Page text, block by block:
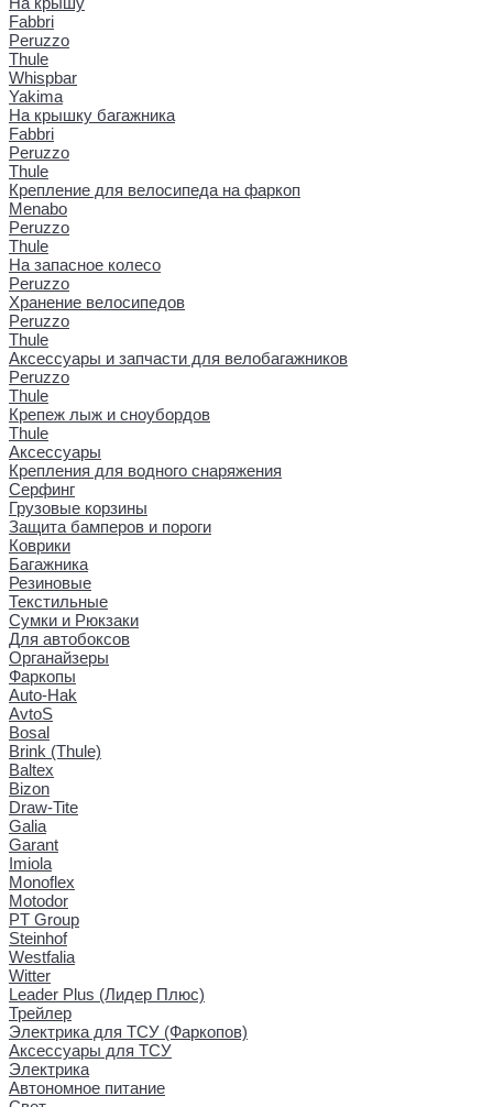
Fabbri
Peruzzo
Thule
Whispbar
Yakima
На крышку багажника
Fabbri
Peruzzo
Thule
Крепление для велосипеда на фаркоп
Menabo
Peruzzo
Thule
На запасное колесо
Peruzzo
Хранение велосипедов
Peruzzo
Thule
Аксессуары и запчасти для велобагажников
Peruzzo
Thule
Крепеж лыж и сноубордов
Thule
Аксессуары
Крепления для водного снаряжения
Серфинг
Грузовые корзины
Защита бамперов и пороги
Коврики
Багажника
Резиновые
Текстильные
Сумки и Рюкзаки
Для автобоксов
Органайзеры
Фаркопы
Auto-Hak
AvtoS
Bosal
Brink (Thule)
Baltex
Bizon
Draw-Tite
Galia
Garant
Imiola
Monoflex
Motodor
PT Group
Steinhof
Westfalia
Witter
Leader Plus (Лидер Плюс)
Трейлер
Электрика для ТСУ (Фаркопов)
Аксессуары для ТСУ
Электрика
Автономное питание